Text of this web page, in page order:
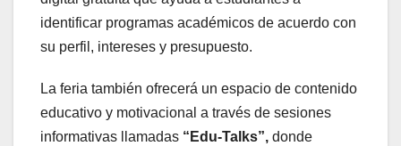
identificar programas académicos de acuerdo con
su perfil, intereses y presupuesto.
La feria también ofrecerá un espacio de contenido
educativo y motivacional a través de sesiones
informativas llamadas “Edu-Talks”, donde